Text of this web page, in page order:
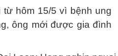
hôm 15/5 vì bệnh ung
ông mới được gia đình